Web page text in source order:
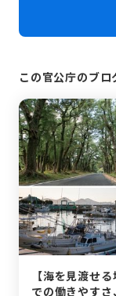
この官公庁のブロ
【海を見渡せ
での働きやす